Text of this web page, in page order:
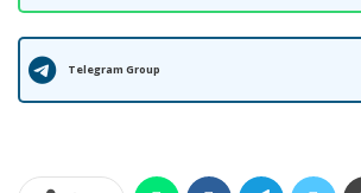
Telegram Group